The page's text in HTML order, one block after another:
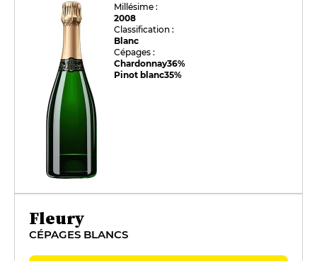
Millésime :
2008
Classification :
Blanc
Cépages :
Chardonnay36%
Pinot blanc35%
Fleury
CÉPAGES BLANCS